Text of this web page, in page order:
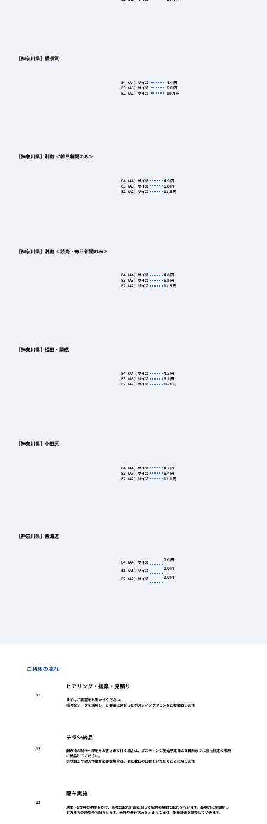
【神奈川県】横須賀
B4（A4）サイズ 4.4円
B3（A3）サイズ
6.0円
B2（A2）サイズ
10.4円
【神奈川県】湘南 ＜朝日新聞のみ＞
B4（A4）サイズ 4.9円
B3（A3）サイズ
6.8円
B2（A2）サイズ
11.5円
【神奈川県】湘南 ＜読売・毎日新聞のみ＞
B4（A4）サイズ 4.8円
B3（A3）サイズ
6.5円
B2（A2）サイズ
11.3円
【神奈川県】松田・開成
B4（A4）サイズ 4.3円
B3（A3）サイズ
6.1円
B2（A2）サイズ
16.1円
【神奈川県】小田原
B4（A4）サイズ 4.7円
B3（A3）サイズ
6.4円
B2（A2）サイズ
11.1 円
【神奈川県】東海道
B4（A4）サイズ 0.0円
B3（A3）サイズ
0.0円
B2（A2）サイズ
0.0円
ご利用の流れ
01
ヒアリング・提案・見積り
まずはご要望をお聞かせください。
様々なデータを活用し、ご要望に見合ったポスティングプランをご提案致します。
02
チラシ納品
配布物の制作～印刷をお客さまで行う場合は、ポスティング開始予定日の３日前までに当社指定の場所
に納品してください。
折り加工や封入作業が必要な場合は、更に数日の日程をいただくことになります。
03
配布実施
週間～1か月の期間をかけ、当社の配布計画に沿って契約の期間で配布を行います。基本的に早朝から
夕方までの時間帯で配布します。天候や進行状況をふまえて日々、配布計画を調整していきます。